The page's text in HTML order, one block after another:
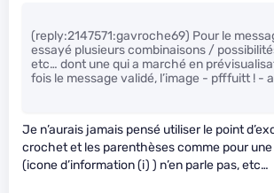
(reply:2147571:gavroche69) Pour le
essayé plusieurs combinaisons /
etc… dont une qui a marché en
fois le message validé, l’image - pfffuitt ! -
Je n’aurais jamais pensé utiliser le point
crochet et les parenthèses comme pour une
(icone d’information (i) ) n’en parle pas, etc…